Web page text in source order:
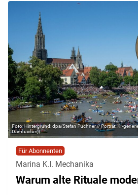
Hintergrund: dpa/Stefan Puchner // Porträt: KI-
Dambacher))
Für Abonnenten
Marina K.I. Mechanika
Warum alte Rituale